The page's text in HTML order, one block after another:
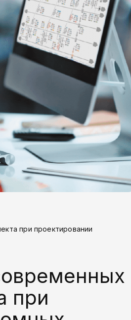
при проектировании
при